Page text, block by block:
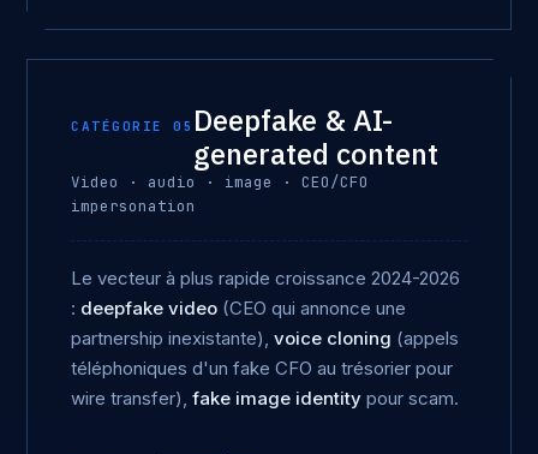
CATÉGORIE 05 Deepfake & AI-
generated content
Video · audio · image · CEO/CFO
impersonation
Le vecteur à plus rapide croissance 2024-2026
: deepfake video (CEO qui annonce une
partnership inexistante), voice cloning (appels
téléphoniques d'un fake CFO au trésorier pour
wire transfer), fake image identity pour scam.